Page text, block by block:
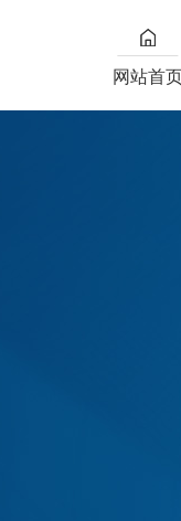
网站首